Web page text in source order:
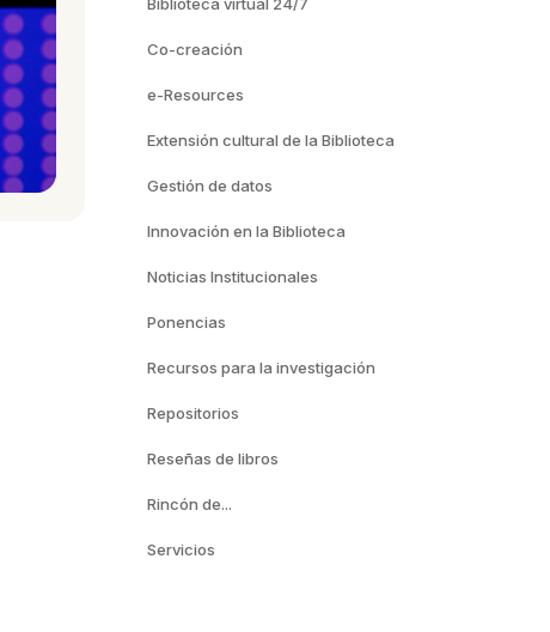
Co-creación
e-Resources
Extensión cultural de la Biblioteca
Gestión de datos
Innovación en la Biblioteca
Noticias Institucionales
Ponencias
Recursos para la investigación
Repositorios
Reseñas de libros
Rincón de...
Servicios